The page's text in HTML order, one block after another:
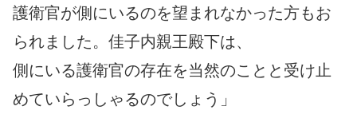
護衛官が側にいるのを望まれなかった方もお
られました。佳子内親王殿下は、
側にいる護衛官の存在を当然のことと受け止
めていらっしゃるのでしょう」